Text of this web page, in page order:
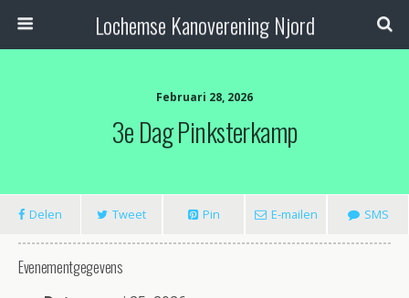
Lochemse Kanoverening Njord
Februari 28, 2026
3e Dag Pinksterkamp
Delen Tweet Pin E-mailen SMS
Evenementgegevens